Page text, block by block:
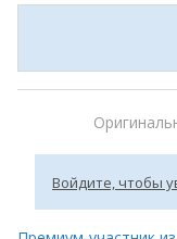
Войдите, чтобы